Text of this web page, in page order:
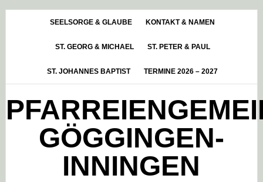
HauptsidebarSEELSORGE & GLAUBE KONTAKT & NAMEN
ST. GEORG & MICHAEL ST. PETER & PAUL
ST. JOHANNES BAPTIST TERMINE 2026 – 2027
GÖGGINGEN-
INNINGEN